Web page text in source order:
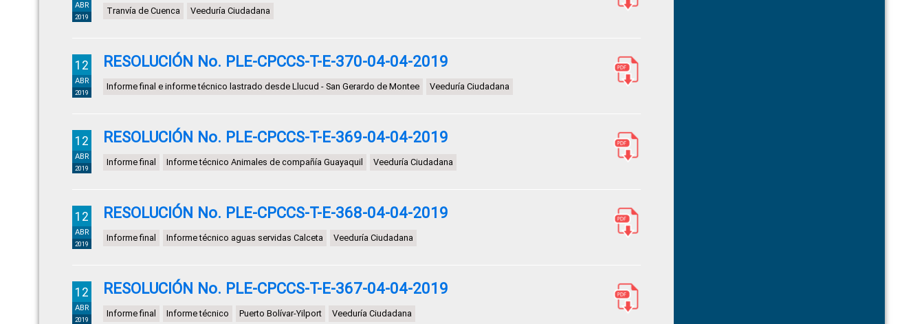
ABR
2019
Tranvía de Cuenca Veeduría Ciudadana
12
ABR
2019
RESOLUCIÓN No. PLE-CPCCS-T-E-370-04-04-2019
Informe final e informe técnico lastrado desde Llucud - San Gerardo de Montee Veeduría Ciudadana
12
ABR
2019
RESOLUCIÓN No. PLE-CPCCS-T-E-369-04-04-2019
Informe final Informe técnico Animales de compañía Guayaquil Veeduría Ciudadana
12
ABR
2019
RESOLUCIÓN No. PLE-CPCCS-T-E-368-04-04-2019
Informe final Informe técnico aguas servidas Calceta Veeduría Ciudadana
12
ABR
2019
RESOLUCIÓN No. PLE-CPCCS-T-E-367-04-04-2019
Informe final Informe técnico Puerto Bolívar-Yilport Veeduría Ciudadana